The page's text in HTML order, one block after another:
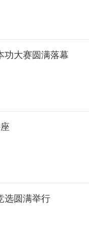
大赛圆满落幕
选圆满举行